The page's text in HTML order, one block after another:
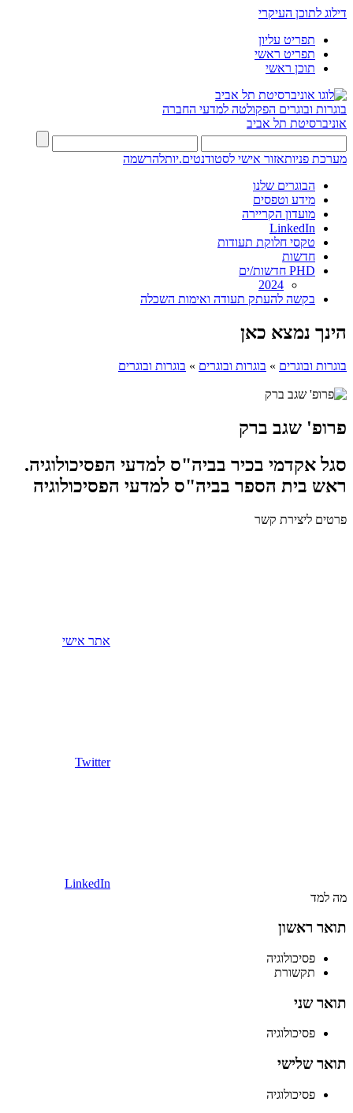
דילוג לתוכן העיקרי
תפריט עליון
תפריט ראשי
תוכן ראשי
בוגרות ובוגרים הפקולטה למדעי החברה
אוניברסיטת תל אביב
מערכת פניותאזור אישי לסטודנטים.יותלהרשמה
הבוגרים שלנו
מידע וטפסים
מועדון הקריירה
LinkedIn
טקסי חלוקת תעודות
חדשות
PHD חדשות/ים
2024
בקשה להעתק תעודה ואימות השכלה
הינך נמצא כאן
בוגרות ובוגרים » בוגרות ובוגרים » בוגרות ובוגרים
פרופ' שגב ברק
סגל אקדמי בכיר בביה"ס למדעי הפסיכולוגיה.
ראש בית הספר בביה"ס למדעי הפסיכולוגיה
פרטים ליצירת קשר
אתר אישי
Twitter
LinkedIn
מה למד
תואר ראשון
פסיכולוגיה
תקשורת
תואר שני
פסיכולוגיה
תואר שלישי
פסיכולוגיה